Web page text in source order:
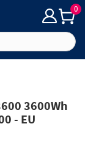
0
3600Wh
- EU